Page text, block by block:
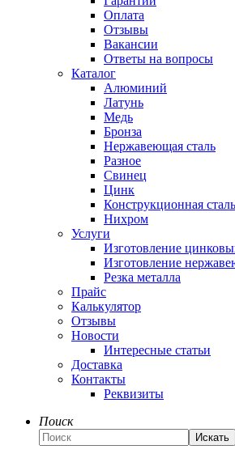
Оплата
Отзывы
Вакансии
Ответы на вопросы
Каталог
Алюминий
Латунь
Медь
Бронза
Нержавеющая сталь
Разное
Свинец
Цинк
Конструкционная сталь
Нихром
Услуги
Изготовление
Изготовление
Резка металла
Прайс
Калькулятор
Отзывы
Новости
Интересные статьи
Доставка
Контакты
Реквизиты
Поиск
Искать